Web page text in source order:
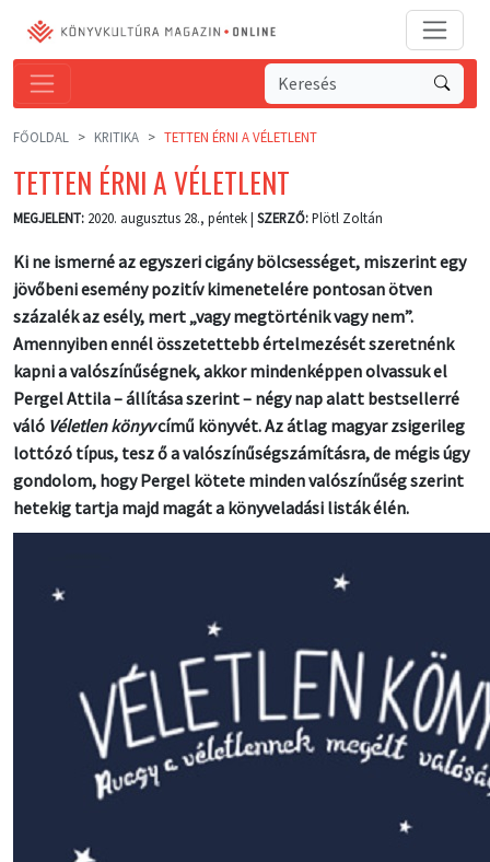
FŐOLDAL KRITIKA TETTEN ÉRNI A VÉLETLENT
TETTEN ÉRNI A VÉLETLENT
MEGJELENT: 2020. augusztus 28., péntek | SZERZŐ:Plötl Zoltán
Ki ne ismerné az egyszeri cigány bölcsességet, miszerint egy
jövőbeni esemény pozitív kimenetelére pontosan ötven
százalék az esély, mert „vagy megtörténik vagy nem”.
Amennyiben ennél összetettebb értelmezését szeretnénk
kapni a valószínűségnek, akkor mindenképpen olvassuk el
Pergel Attila – állítása szerint – négy nap alatt bestsellerré
váló Véletlen könyvcímű könyvét. Az átlag magyar zsigerileg
lottózó típus, tesz ő a valószínűségszámításra, de mégis úgy
gondolom, hogy Pergel kötete minden valószínűség szerint
hetekig tartja majd magát a könyveladási listák élén.